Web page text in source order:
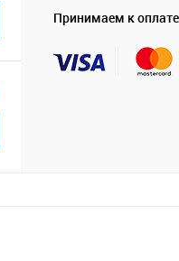
Принимаем к оплате